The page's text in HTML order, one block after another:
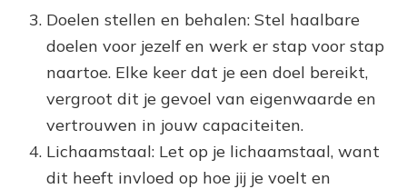
Doelen stellen en behalen: Stel haalbare
doelen voor jezelf en werk er stap voor stap
naartoe. Elke keer dat je een doel bereikt,
vergroot dit je gevoel van eigenwaarde en
vertrouwen in jouw capaciteiten.
Lichaamstaal: Let op je lichaamstaal, want
dit heeft invloed op hoe jij je voelt en